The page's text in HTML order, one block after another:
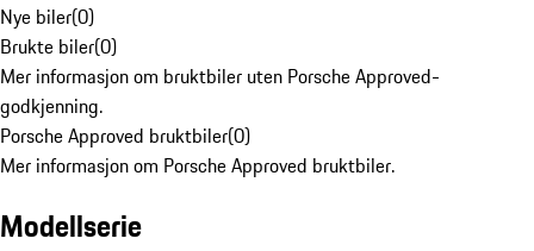
Nye biler(0)
Brukte biler(0)
Mer informasjon om bruktbiler uten Porsche Approved-
godkjenning.
Porsche Approved bruktbiler(0)
Mer informasjon om Porsche Approved bruktbiler.
Modellserie